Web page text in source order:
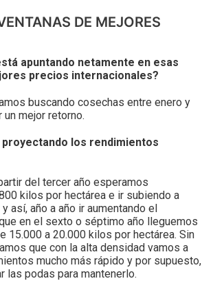
DE MEJORES
apuntando netamente en esas
precios internacionales?
buscando cosechas entre enero y
mejor retorno.
proyectando los rendimientos
del tercer año esperamos
kilos por hectárea e ir subiendo a
así, año a año ir aumentando el
en el sexto o séptimo año lleguemos
15.000 a 20.000 kilos por hectárea. Sin
que con la alta densidad vamos a
mucho más rápido y por supuesto,
las podas para mantenerlo.